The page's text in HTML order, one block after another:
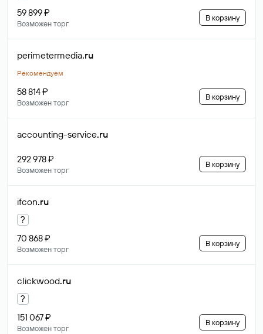
59 899 ₽
Возможен торг
В корзину
perimetermedia.ru
Рекомендуем
58 814 ₽
Возможен торг
В корзину
accounting-service.ru
292 978 ₽
Возможен торг
В корзину
ifcon.ru
?
70 868 ₽
Возможен торг
В корзину
clickwood.ru
?
151 067 ₽
Возможен торг
В корзину